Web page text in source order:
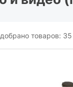
товаров: 35